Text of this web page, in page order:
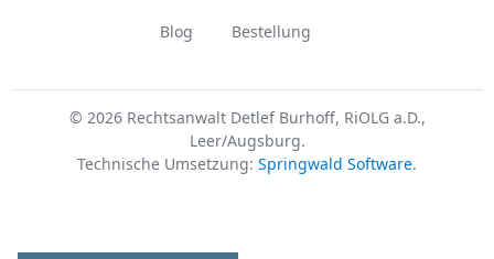
Blog Bestellung
© 2026 Rechtsanwalt Detlef Burhoff, RiOLG a.D.,
Leer/Augsburg.
Technische Umsetzung: Springwald Software.